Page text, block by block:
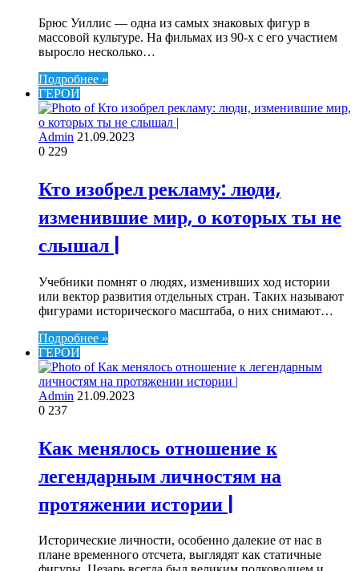
Брюс Уиллис — одна из самых знаковых фигур в
массовой культуре. На фильмах из 90-х с его участием
выросло несколько…
Подробнее »
ГЕРОИ
Admin 21.09.2023
0 229
Кто изобрел рекламу: люди,
изменившие мир, о которых ты не
слышал |
Учебники помнят о людях, изменивших ход истории
или вектор развития отдельных стран. Таких называют
фигурами исторического масштаба, о них снимают…
Подробнее »
ГЕРОИ
Admin 21.09.2023
0 237
Как менялось отношение к
легендарным личностям на
протяжении истории |
Исторические личности, особенно далекие от нас в
плане временного отсчета, выглядят как статичные